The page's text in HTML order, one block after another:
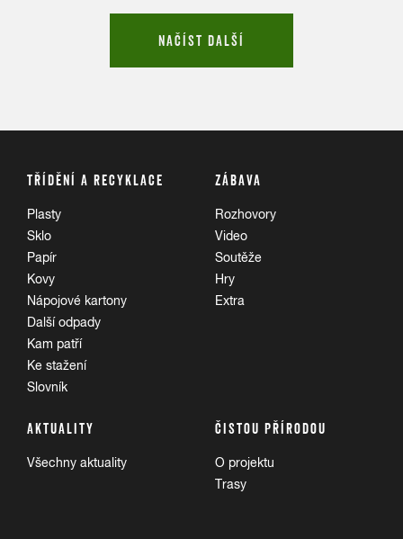
NAČÍST DALŠÍ
TŘÍDĚNÍ A RECYKLACE
Plasty
Sklo
Papír
Kovy
Nápojové kartony
Další odpady
Kam patří
Ke stažení
Slovník
ZÁBAVA
Rozhovory
Video
Soutěže
Hry
Extra
AKTUALITY
Všechny aktuality
ČISTOU PŘÍRODOU
O projektu
Trasy